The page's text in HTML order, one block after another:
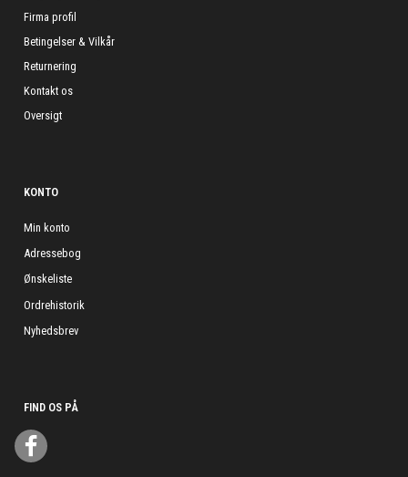
Firma profil
Betingelser & Vilkår
Returnering
Kontakt os
Oversigt
KONTO
Min konto
Adressebog
Ønskeliste
Ordrehistorik
Nyhedsbrev
FIND OS PÅ